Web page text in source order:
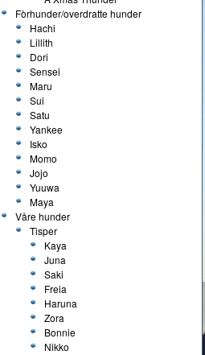
Fòrhunder/overdratte hunder
Hachi
Lillith
Dori
Sensei
Maru
Sui
Satu
Yankee
Isko
Momo
Jojo
Yuuwa
Maya
Våre hunder
Tisper
Kaya
Juna
Saki
Freia
Haruna
Zora
Bonnie
Nikko